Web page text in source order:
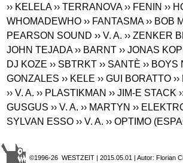
›› KELELA ›› TERRANOVA ›› FENIN ››
WHOMADEWHO ›› FANTASMA ›› BOB
PEARSON SOUND ›› V. A. ›› ZENKER
JOHN TEJADA ›› BARNT ›› JONAS
DJ KOZE ›› SBTRKT ›› SANTÈ ››
GONZALES ›› KELE ›› GUI BORATTO
›› V. A. ›› PLASTIKMAN ›› JIM-E STACK
GUSGUS ›› V. A. ›› MARTYN ››
SYLVAN ESSO ›› V. A. ›› OPTIMO
©1996-26 WESTZEIT | 2015.05.01 | Autor: Florian